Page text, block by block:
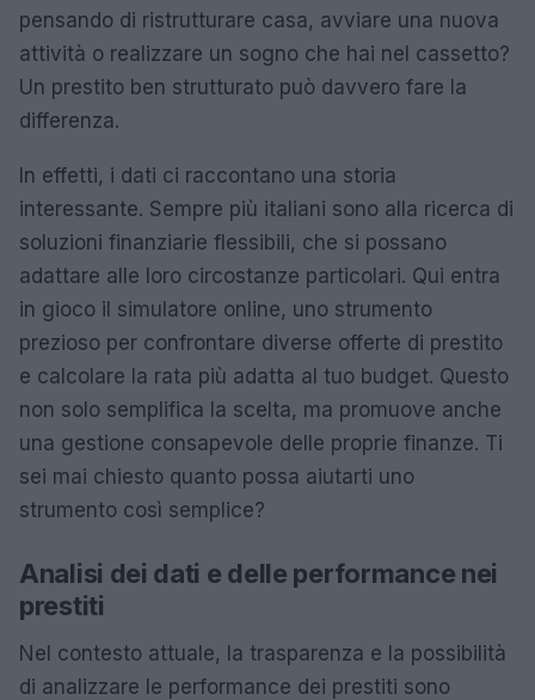
pensando di ristrutturare casa, avviare una nuova
attività o realizzare un sogno che hai nel cassetto?
Un prestito ben strutturato può davvero fare la
differenza.
In effetti, i dati ci raccontano una storia
interessante. Sempre più italiani sono alla ricerca di
soluzioni finanziarie flessibili, che si possano
adattare alle loro circostanze particolari. Qui entra
in gioco il simulatore online, uno strumento
prezioso per confrontare diverse offerte di prestito
e calcolare la rata più adatta al tuo budget. Questo
non solo semplifica la scelta, ma promuove anche
una gestione consapevole delle proprie finanze. Ti
sei mai chiesto quanto possa aiutarti uno
strumento così semplice?
Analisi dei dati e delle performance nei
prestiti
Nel contesto attuale, la trasparenza e la possibilità
di analizzare le performance dei prestiti sono